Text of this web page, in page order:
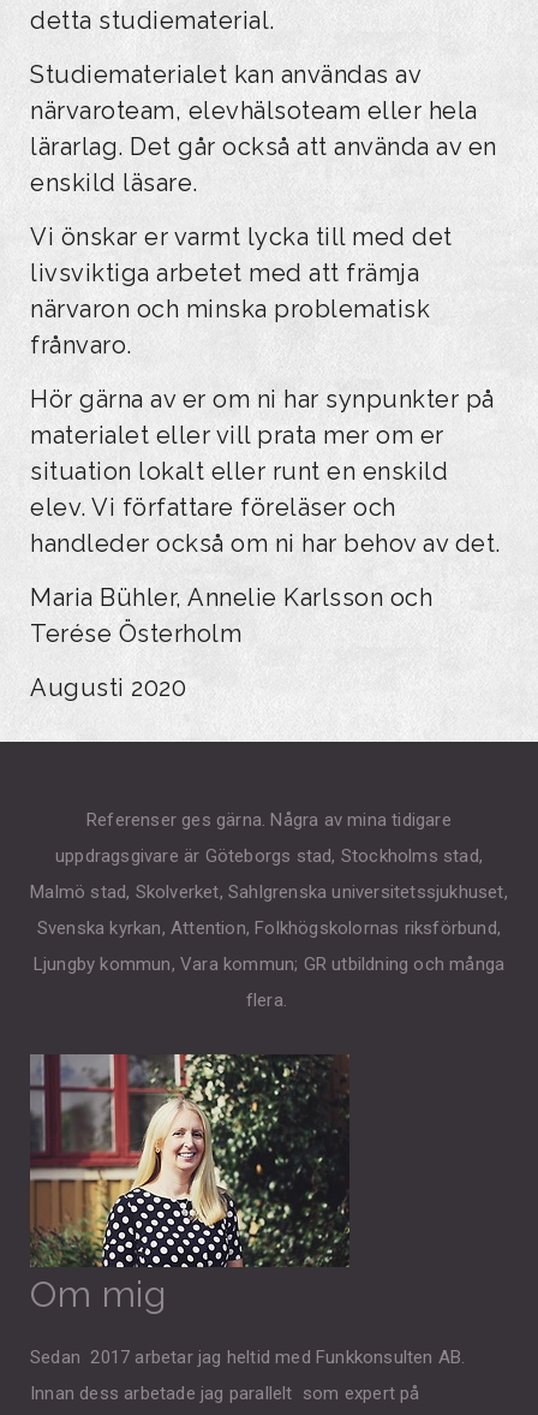
detta studiematerial.
Studiematerialet kan användas av
närvaroteam, elevhälsoteam eller hela
lärarlag. Det går också att använda av en
enskild läsare.
Vi önskar er varmt lycka till med det
livsviktiga arbetet med att främja
närvaron och minska problematisk
frånvaro.
Hör gärna av er om ni har synpunkter på
materialet eller vill prata mer om er
situation lokalt eller runt en enskild
elev. Vi författare föreläser och
handleder också om ni har behov av det.
Maria Bühler, Annelie Karlsson och
Terése Österholm
Augusti 2020
Referenser ges gärna. Några av mina tidigare
uppdragsgivare är Göteborgs stad, Stockholms stad,
Malmö stad, Skolverket, Sahlgrenska universitetssjukhuset,
Svenska kyrkan, Attention, Folkhögskolornas riksförbund,
Ljungby kommun, Vara kommun; GR utbildning och många
flera.
Om mig
Sedan 2017 arbetar jag heltid med Funkkonsulten AB.
Innan dess arbetade jag parallelt som expert på